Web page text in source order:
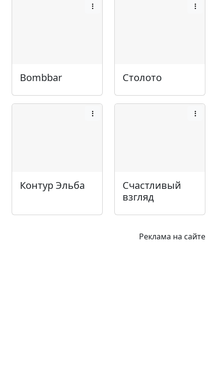
Bombbar Столото
Контур Эльба
Счастливый
взгляд
Реклама на сайте